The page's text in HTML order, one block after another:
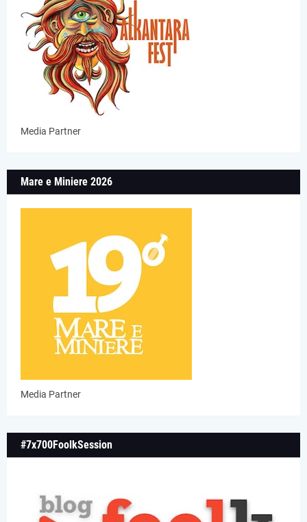
Media Partner
Mare e Miniere 2026
Media Partner
#7x700FoolkSession